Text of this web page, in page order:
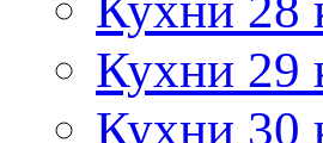
Кухни 29
Кухни 30